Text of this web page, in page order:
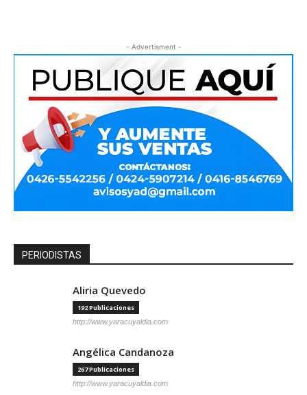
- Advertisment -
PERIODISTAS
Aliria Quevedo
192 Publicaciones
http://www.yaracuyaldia.com
Angélica Candanoza
267 Publicaciones
http://www.yaracuyaldia.com